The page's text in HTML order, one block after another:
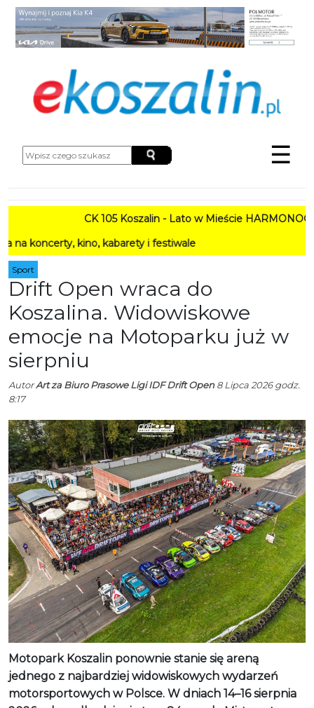
☰
Koszalin - Lato w Mieście HARMONOGRAM
i festiwale
Sport
Drift Open wraca do
Koszalina. Widowiskowe
emocje na Motoparku już w
sierpniu
AutorArt za Biuro Prasowe Ligi IDF Drift Open8 Lipca 2026 godz.
8:17
Motopark Koszalin ponownie stanie się areną
jednego z najbardziej widowiskowych wydarzeń
motorsportowych w Polsce. W dniach 14–16 sierpnia